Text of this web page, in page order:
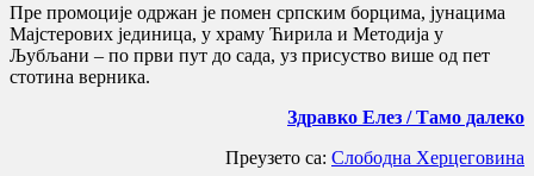
Пре промоције одржан је помен српским борцима, јунацима
Мајстерових јединица, у храму Ћирила и Методија у
Љубљани – по први пут до сада, уз присуство више од пет
стотина верника.
Здравко Елез / Тамо далеко
Преузето са: Слободна Херцеговина